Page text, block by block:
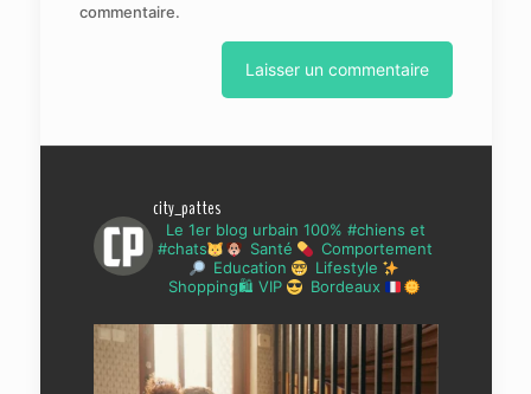
commentaire.
city_pattes
Le 1er blog urbain 100% #chiens et
#chats
Santé
Comportement
Education
Lifestyle
Shopping🛍 VIP
Bordeaux